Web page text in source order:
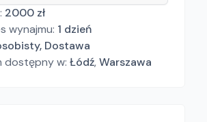
2000 zł
wynajmu: 1 dzień
Dostawa
dostępny w: Łódź,Warszawa